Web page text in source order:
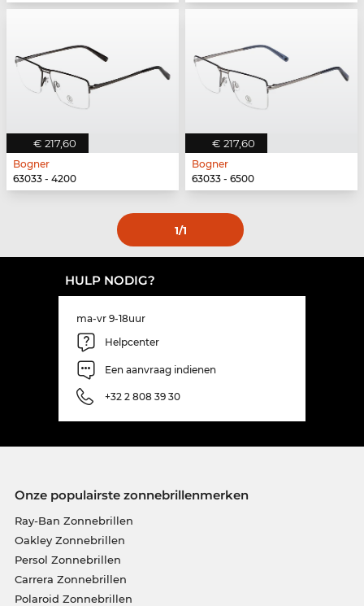
€ 217,60
Bogner
63033 - 4200
€ 217,60
Bogner
63033 - 6500
1/1
HULP NODIG?
ma-vr 9-18uur
Helpcenter
Een aanvraag indienen
+32 2 808 39 30
Onze populairste zonnebrillenmerken
Ray-Ban Zonnebrillen
Oakley Zonnebrillen
Persol Zonnebrillen
Carrera Zonnebrillen
Polaroid Zonnebrillen